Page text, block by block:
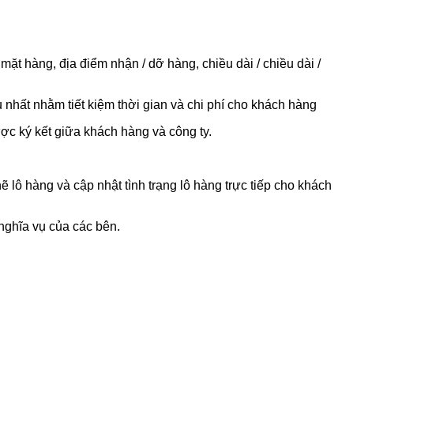
hàng, địa điểm nhận / dỡ hàng, chiều dài / chiều dài /
nhằm tiết kiệm thời gian và chi phí cho khách hàng
ký kết giữa khách hàng và công ty.
lô hàng và cập nhật tình trạng lô hàng trực tiếp cho khách
vụ của các bên.